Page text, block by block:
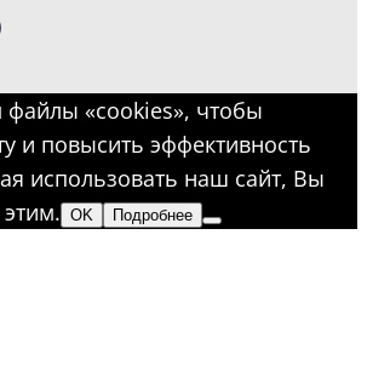
«cookies», чтобы
и повысить эффективность
использовать наш сайт, Вы
OK Подробнее